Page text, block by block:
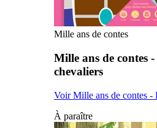
Mille ans de contes
Mille ans de contes -
chevaliers
Voir Mille ans de contes -
À paraître